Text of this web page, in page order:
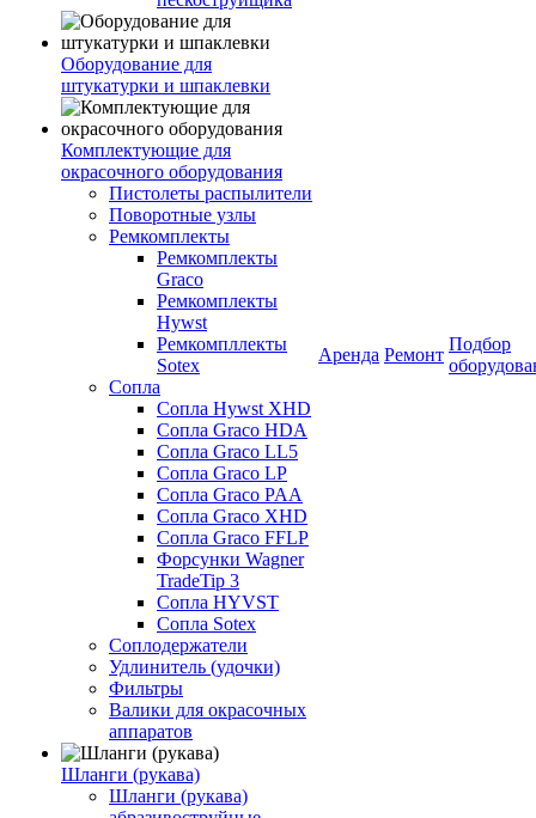
Оборудование для
штукатурки и шпаклевки
Комплектующие для
окрасочного оборудования
Пистолеты распылители
Поворотные узлы
Ремкомплекты
Ремкомплекты
Graco
Ремкомплекты
Hywst
Ремкомпллекты
Sotex
Сопла
Сопла Hywst XHD
Сопла Graco HDA
Сопла Graco LL5
Сопла Graco LP
Сопла Graco PAA
Сопла Graco XHD
Сопла Graco FFLP
Форсунки Wagner
TradeTip 3
Сопла HYVST
Сопла Sotex
Соплодержатели
Удлинитель (удочки)
Фильтры
Валики для окрасочных
аппаратов
Шланги (рукава)
Шланги (рукава)
Аренда Ремонт
Подбор